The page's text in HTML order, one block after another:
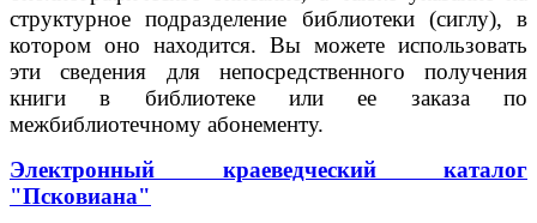
структурное подразделение библиотеки (сиглу), в
котором оно находится. Вы можете использовать
эти сведения для непосредственного получения
книги в библиотеке или ее заказа по
межбиблиотечному абонементу.
Электронный краеведческий каталог
"Псковиана"